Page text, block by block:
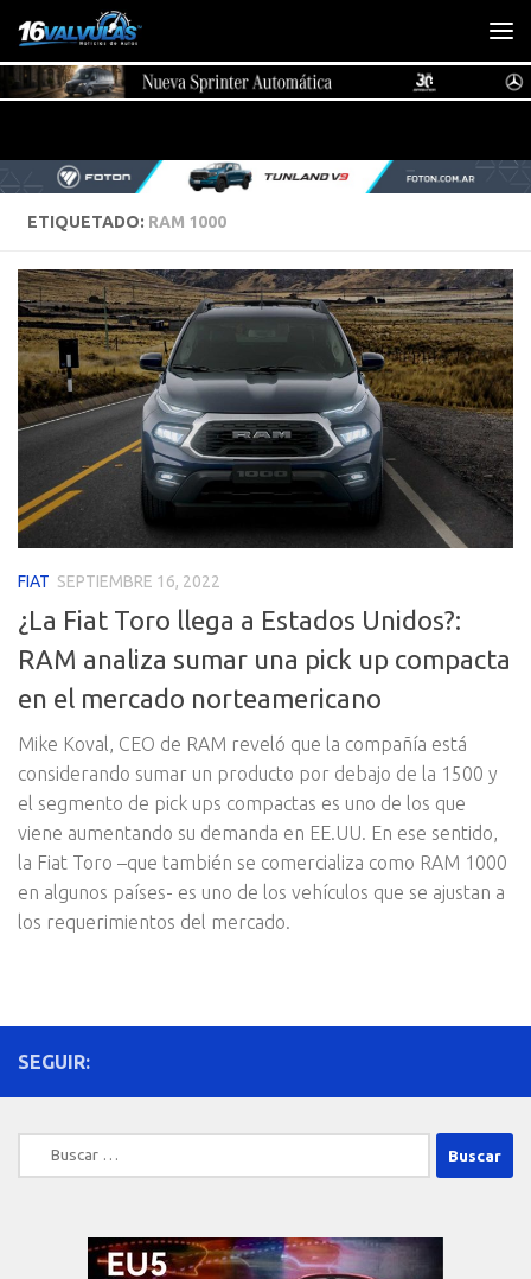
Saltar al contenido
ETIQUETADO: RAM 1000
FIAT SEPTIEMBRE 16, 2022
¿La Fiat Toro llega a Estados Unidos?:
RAM analiza sumar una pick up compacta
en el mercado norteamericano
Mike Koval, CEO de RAM reveló que la compañía está
considerando sumar un producto por debajo de la 1500 y
el segmento de pick ups compactas es uno de los que
viene aumentando su demanda en EE.UU. En ese sentido,
la Fiat Toro –que también se comercializa como RAM 1000
en algunos países- es uno de los vehículos que se ajustan a
los requerimientos del mercado.
SEGUIR:
Buscar: